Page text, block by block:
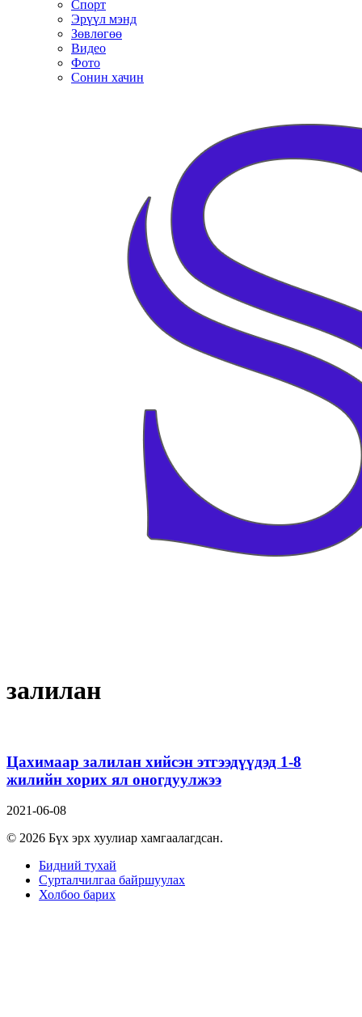
Спорт
Эрүүл мэнд
Зөвлөгөө
Видео
Фото
Сонин хачин
залилан
Цахимаар залилан хийсэн этгээдүүдэд 1-8
жилийн хорих ял оногдуулжээ
2021-06-08
© 2026 Бүх эрх хуулиар хамгаалагдсан.
Бидний тухай
Сурталчилгаа байршуулах
Холбоо барих